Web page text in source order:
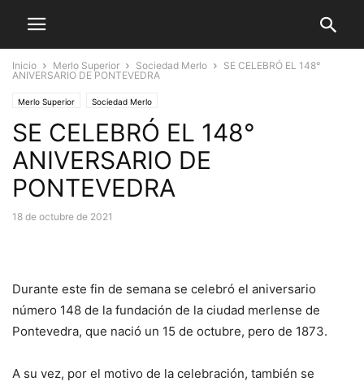
Inicio Merlo Superior Sociedad Merlo
SE CELEBRÓ EL 148°
ANIVERSARIO DE PONTEVEDRA
Merlo Superior Sociedad Merlo
SE CELEBRÓ EL 148°
ANIVERSARIO DE
PONTEVEDRA
18 de octubre de 2021
Durante este fin de semana se celebró el aniversario
número 148 de la fundación de la ciudad merlense de
Pontevedra, que nació un 15 de octubre, pero de 1873.
A su vez, por el motivo de la celebración, también se